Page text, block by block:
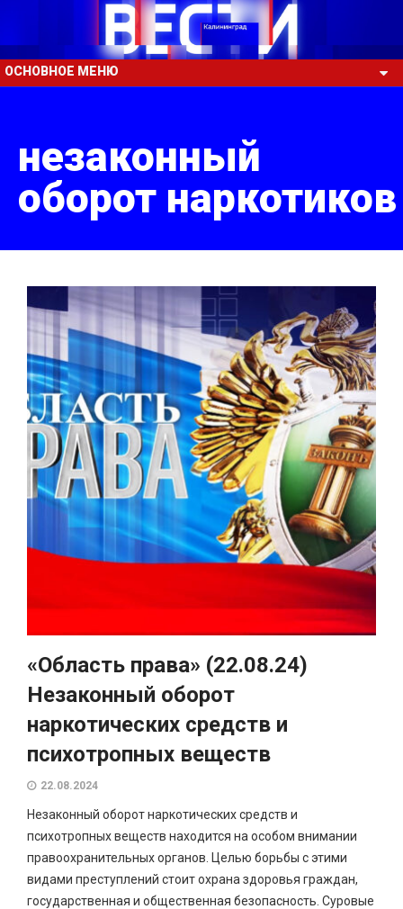
ОСНОВНОЕ МЕНЮ
незаконный
оборот наркотиков
«Область права» (22.08.24)
Незаконный оборот
наркотических средств и
психотропных веществ
22.08.2024
Незаконный оборот наркотических средств и
психотропных веществ находится на особом внимании
правоохранительных органов. Целью борьбы с этими
видами преступлений стоит охрана здоровья граждан,
государственная и общественная безопасность. Суровые